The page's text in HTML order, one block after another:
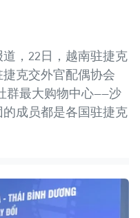
，22日，越南驻捷克
克交外官配偶协会
群最大购物中心——沙
成员都是各国驻捷克